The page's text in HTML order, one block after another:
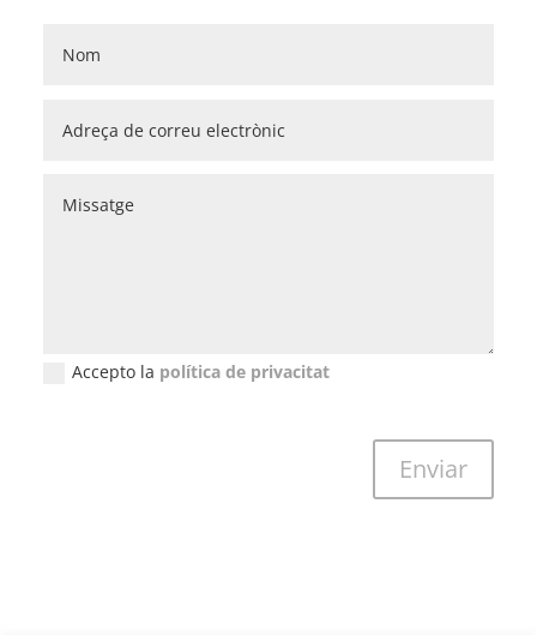
New Field
Accepto la política de privacitat
Enviar